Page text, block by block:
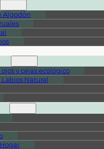
Algodón
y cejas ecológico
Natural